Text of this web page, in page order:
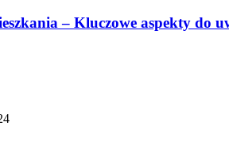
– Kluczowe aspekty do